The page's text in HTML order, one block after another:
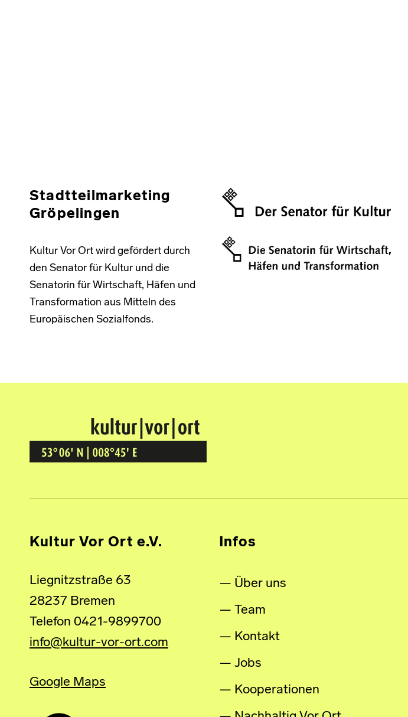
Stadtteilmarketing
Gröpelingen
Kultur Vor Ort wird gefördert durch
den Senator für Kultur und die
Senatorin für Wirtschaft, Häfen und
Transformation aus Mitteln des
Europäischen Sozialfonds.
Kultur Vor Ort
BREMEN GRÖPELINGEN
Kultur Vor Ort e.V.
Liegnitzstraße 63
28237 Bremen
Telefon 0421-9899700
info@kultur-vor-ort.com
Google Maps
Infos
Über uns
Team
Kontakt
Jobs
Kooperationen